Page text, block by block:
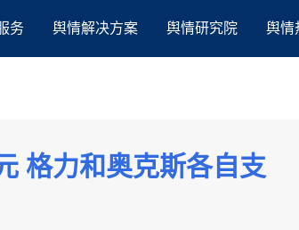
务 舆情解决方案 舆情研究院 舆情
格力和奥克斯各自支